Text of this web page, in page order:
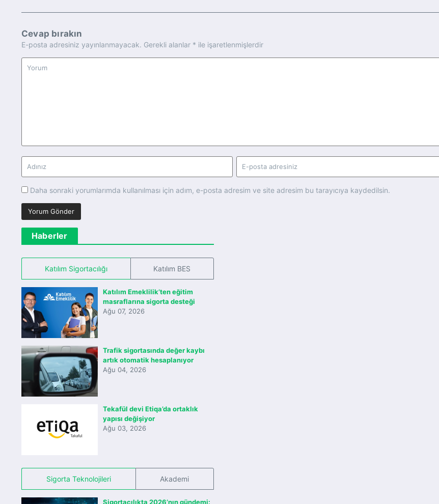
Cevap bırakın
E-posta adresiniz yayınlanmayacak. Gerekli alanlar * ile işaretlenmişlerdir
Daha sonraki yorumlarımda kullanılması için adım, e-posta adresim ve site adresim bu tarayıcıya kaydedilsin.
Haberler
Katılım Sigortacılığı Katılım BES
Katılım Emeklilik’ten eğitim
masraflarına sigorta desteği
Ağu 07, 2026
Trafik sigortasında değer kaybı
artık otomatik hesaplanıyor
Ağu 04, 2026
Tekafül devi Etiqa’da ortaklık
yapısı değişiyor
Ağu 03, 2026
Sigorta Teknolojileri Akademi
Sigortacılıkta 2026’nın gündemi: